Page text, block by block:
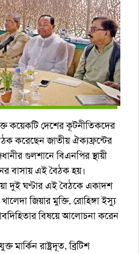
কয়েকটি দেশের কূটনীতিকদের
করেছেন জাতীয় ঐক্যফ্রন্টের
গুলশানে বিএনপির স্থায়ী
বাসায় এই বৈঠক হয়।
দুই ঘণ্টার এই বৈঠকে একাদশ
জিয়ার মুক্তি, রোহিঙ্গা ইস্যু
বিষয়ে আলোচনা করেন
মার্কিন রাষ্ট্রদূত, ব্রিটিশ